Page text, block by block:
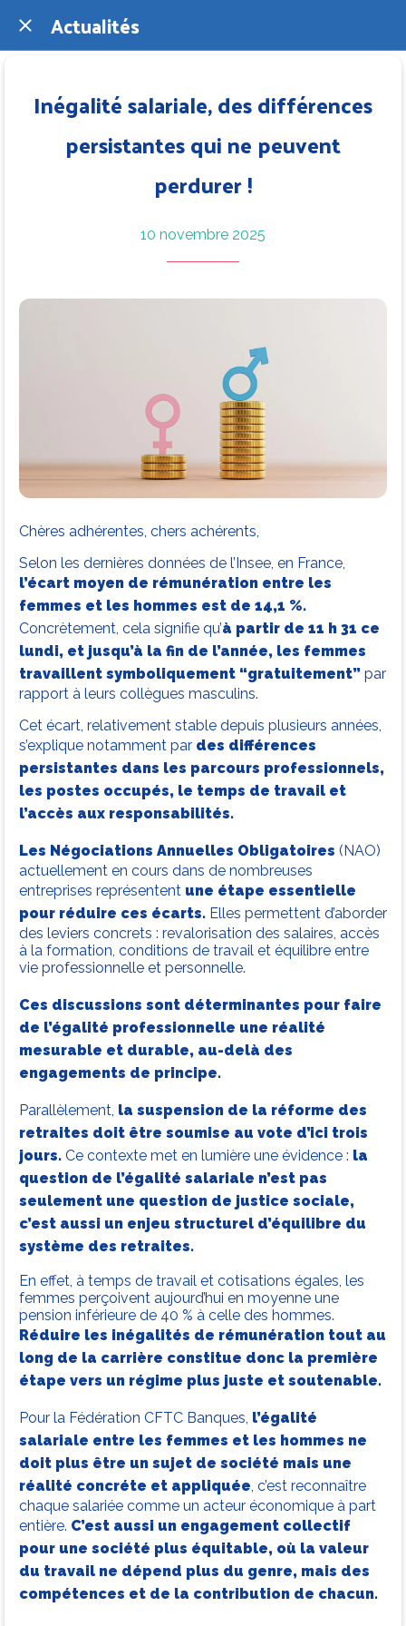
Actualités
Inégalité salariale, des différences
persistantes qui ne peuvent
perdurer !
10 novembre 2025
Chères adhérentes, chers achérents,
Selon les dernières données de l’Insee, en France,
l’écart moyen de rémunération entre les
femmes et les hommes est de 14,1 %.
Concrètement, cela signifie qu’à partir de 11 h 31 ce
lundi, et jusqu’à la fin de l’année, les femmes
travaillent symboliquement “gratuitement” par
rapport à leurs collègues masculins.
Cet écart, relativement stable depuis plusieurs années,
s’explique notamment par des différences
persistantes dans les parcours professionnels,
les postes occupés, le temps de travail et
l’accès aux responsabilités.
Les Négociations Annuelles Obligatoires (NAO)
actuellement en cours dans de nombreuses
entreprises représentent une étape essentielle
pour réduire ces écarts. Elles permettent d’aborder
des leviers concrets : revalorisation des salaires, accès
à la formation, conditions de travail et équilibre entre
vie professionnelle et personnelle.
Ces discussions sont déterminantes pour faire
de l’égalité professionnelle une réalité
mesurable et durable, au-delà des
engagements de principe.
Parallèlement, la suspension de la réforme des
retraites doit être soumise au vote d’ici trois
jours. Ce contexte met en lumière une évidence : la
question de l’égalité salariale n’est pas
seulement une question de justice sociale,
c’est aussi un enjeu structurel d’équilibre du
système des retraites.
En effet, à temps de travail et cotisations égales, les
femmes perçoivent aujourd’hui en moyenne une
pension inférieure de 40 % à celle des hommes.
Réduire les inégalités de rémunération tout au
long de la carrière constitue donc la première
étape vers un régime plus juste et soutenable.
Pour la Fédération CFTC Banques, l’égalité
salariale entre les femmes et les hommes ne
doit plus être un sujet de société mais une
réalité concréte et appliquée, c’est reconnaître
chaque salariée comme un acteur économique à part
entière. C’est aussi un engagement collectif
pour une société plus équitable, où la valeur
du travail ne dépend plus du genre, mais des
compétences et de la contribution de chacun.